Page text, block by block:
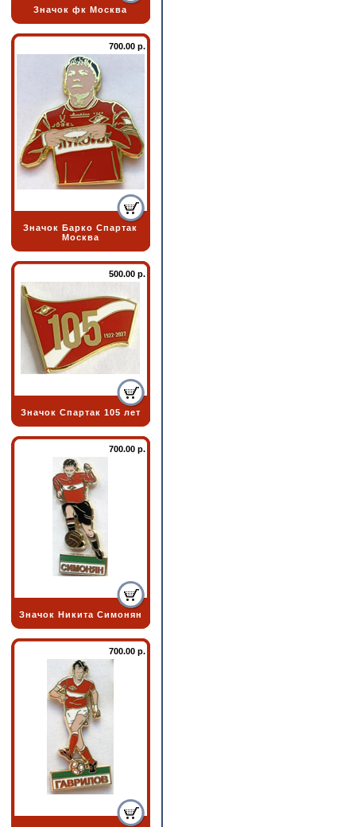
Значок фк Москва
700.00 р.
Значок Барко Спартак
Москва
500.00 р.
Значок Спартак 105 лет
700.00 р.
Значок Никита Симонян
700.00 р.